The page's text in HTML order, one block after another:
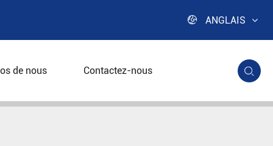
 ANGLAIS
de nous Contactez-nous 